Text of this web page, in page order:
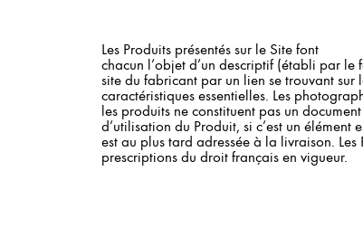
Les Produits présentés sur le Site font
chacun l’objet d’un descriptif (établi par le
site du fabricant par un lien se trouvant sur
caractéristiques essentielles. Les
les produits ne constituent pas un
d’utilisation du Produit, si c’est un élément
est au plus tard adressée à la livraison.
prescriptions du droit français en vigueur.